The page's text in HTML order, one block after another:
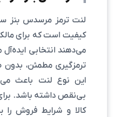
لنت ترمز مرسدس بنز
کیفیت است که برای
می‌دهند انتخابی
ترمزگیری مطمئن،
این نوع لنت باعث
بی‌نقص داشته باشد.
کالا و شرایط فروش را